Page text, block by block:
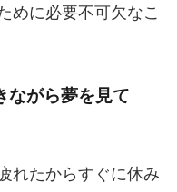
めに必要不可欠なこ
ながら夢を見て
れたからすぐに休み